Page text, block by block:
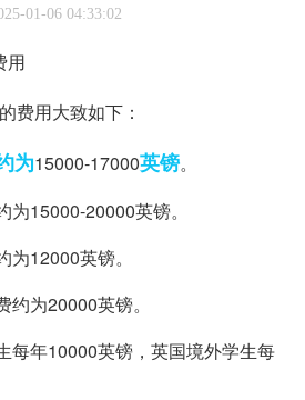
01-06 04:33:02
费用大致如下：
为15000-17000英镑。
15000-20000英镑。
12000英镑。
为20000英镑。
每年10000英镑，英国境外学生每